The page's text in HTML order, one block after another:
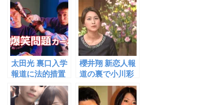
太田光 裏口入学
報道に法的措置
を取ると反論！
【音源あり】
櫻井翔 新恋人報
道の裏で小川彩
佳アナと破局し
ていたことが判